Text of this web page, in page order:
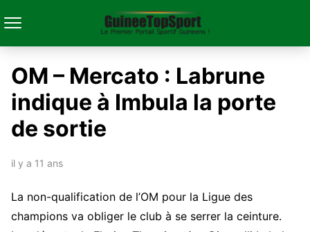
OM – Mercato : Labrune
indique à Imbula la porte
de sortie
il y a 11 ans
La non-qualification de l’OM pour la Ligue des
champions va obliger le club à se serrer la ceinture.